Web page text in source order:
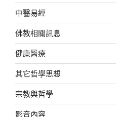
中醫易經
佛教相關訊息
健康醫療
其它哲學思想
宗教與哲學
影音內容